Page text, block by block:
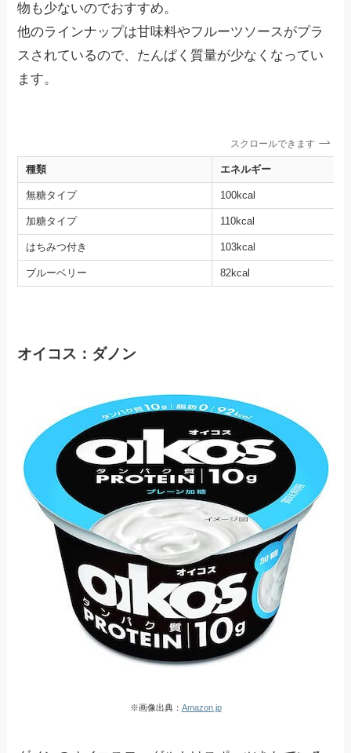
物も少ないのでおすすめ。
他のラインナップは甘味料やフルーツソースがプラ
スされているので、たんぱく質量が少なくなってい
ます。
スクロールできます
種類 エネルギー
無糖タイプ 100kcal
加糖タイプ 110kcal
はちみつ付き 103kcal
ブルーベリー 82kcal
オイコス：ダノン
※画像出典： Amazon.jp